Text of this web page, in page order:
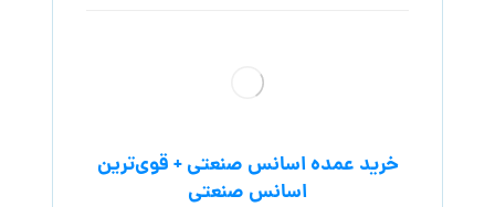
خرید عمده اسانس صنعتی + قوی‌ترین
اسانس‌ صنعتی